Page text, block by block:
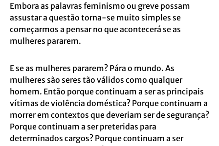
Embora as palavras feminismo ou greve possam
assustar a questão torna-se muito simples se
começarmos a pensar no que acontecerá se as
mulheres pararem.
E se as mulheres pararem? Pára o mundo. As
mulheres são seres tão válidos como qualquer
homem. Então porque continuam a ser as principais
vítimas de violência doméstica? Porque continuam a
morrer em contextos que deveriam ser de segurança?
Porque continuam a ser preteridas para
determinados cargos? Porque continuam a ser